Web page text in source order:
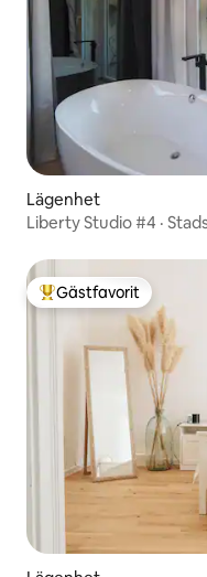
Lägenhet
Liberty Studio #4 ·
Populär gästfavorit
Gästfavorit